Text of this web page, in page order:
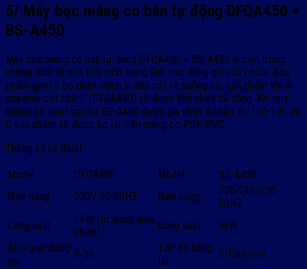
5/ Máy bọc màng co bán tự động DFQA450 +
BS-A450
Máy bọc màng co bán tự động DFQA450 + BS-A450 là một trong
những thiết bị tiên tiến nhất trong lĩnh vực đóng gói sản phẩm. Sản
phẩm gồm 2 bộ phận chính là dao cắt và buồng co, sản phẩm khi đi
qua máy cắt chữ L (DFQA450) sẽ được hàn nhiệt dễ dàng. Khi qua
buồng co nhiệt model BS-A450 được gia nhiệt ở nhiệt độ 150-190 độ
C sản phẩm sẽ được bo lại trên màng co POF, PVC …
Thông số kỹ thuật:
Model
DFQA450 Model
BS-A450
Điện năng
220V 50-60HZ Điện năng
220-240V/50-
60HZ
Công suất
1KW (tự động điều
chỉnh)
Công suất
9kW
Thời gian đóng
gói
0-3s
Tốc độ băng
tải
0-10m/min